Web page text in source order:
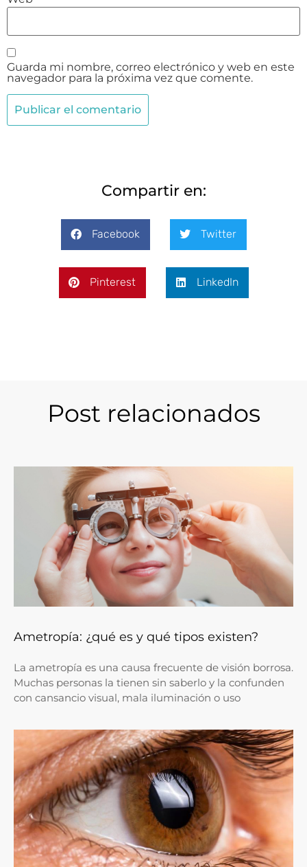
Guarda mi nombre, correo electrónico y web en este
navegador para la próxima vez que comente.
Compartir en:
Facebook Twitter
Pinterest LinkedIn
Post relacionados
Ametropía: ¿qué es y qué tipos existen?
La ametropía es una causa frecuente de visión borrosa.
Muchas personas la tienen sin saberlo y la confunden
con cansancio visual, mala iluminación o uso